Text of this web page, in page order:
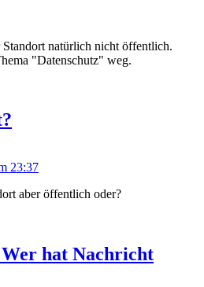
natürlich nicht öffentlich.
"Datenschutz" weg.
23:37
aber öffentlich oder?
hat Nachricht